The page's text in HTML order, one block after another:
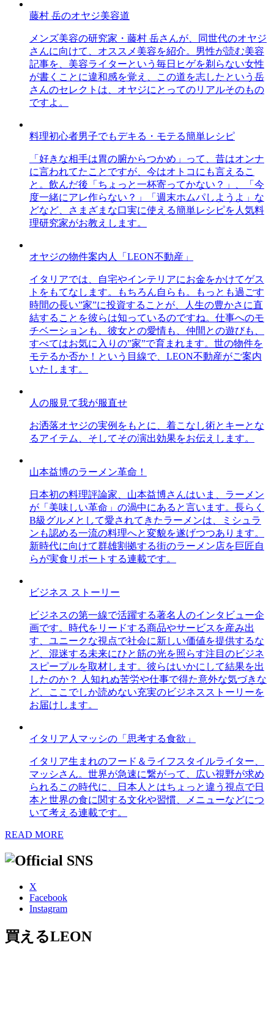
藤村 岳のオヤジ美容道
メンズ美容の研究家・藤村 岳さんが、同世代のオヤジ
さんに向けて、オススメ美容を紹介。男性が読む美容
記事を、美容ライターという毎日ヒゲを剃らない女性
が書くことに違和感を覚え、この道を志したという岳
さんのセレクトは、オヤジにとってのリアルそのもの
ですよ。
料理初心者男子でもデキる・モテる簡単レシピ
「好きな相手は胃の腑からつかめ」って、昔はオンナ
に言われてたことですが、今はオトコにも言えるこ
と。飲んだ後「ちょっと一杯寄ってかない？」、「今
度一緒にアレ作らない？」「週末ホムパしようよ」な
どなど、さまざまな口実に使える簡単レシピを人気料
理研究家がお教えします。
オヤジの物件案内人「LEON不動産」
イタリアでは、自宅やインテリアにお金をかけてゲス
トをもてなします。もちろん自らも。もっとも過ごす
時間の長い”家”に投資することが、人生の豊かさに直
結することを彼らは知っているのですね。仕事へのモ
チベーションも、彼女との愛情も、仲間との遊びも、
すべてはお気に入りの”家”で育まれます。世の物件を
モテるか否か！という目線で、LEON不動産がご案内
いたします。
人の服見て我が服直せ
お洒落オヤジの実例をもとに、着こなし術とキーとな
るアイテム、そしてその演出効果をお伝えします。
山本益博のラーメン革命！
日本初の料理評論家、山本益博さんはいま、ラーメン
が「美味しい革命」の渦中にあると言います。長らく
B級グルメとして愛されてきたラーメンは、ミシュラ
ンも認める一流の料理へと変貌を遂げつつあります。
新時代に向けて群雄割拠する街のラーメン店を巨匠自
らが実食リポートする連載です。
ビジネス ストーリー
ビジネスの第一線で活躍する著名人のインタビュー企
画です。時代をリードする商品やサービスを産み出
す、ユニークな視点で社会に新しい価値を提供するな
ど、混迷する未来にひと筋の光を照らす注目のビジネ
スピープルを取材します。彼らはいかにして結果を出
したのか？ 人知れぬ苦労や仕事で得た意外な気づきな
ど、ここでしか読めない充実のビジネスストーリーを
お届けします。
イタリア人マッシの「思考する食欲」
イタリア生まれのフード＆ライフスタイルライター、
マッシさん。世界が急速に繋がって、広い視野が求め
られるこの時代に、日本人とはちょっと違う視点で日
本と世界の食に関する文化や習慣、メニューなどにつ
いて考える連載です。
READ MORE
X
Facebook
Instagram
買えるLEON